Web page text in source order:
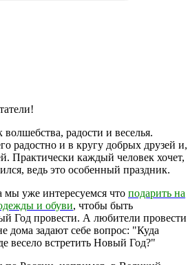
радости и веселья.
радостно и в кругу добрых друзей и,
Практически каждый человек хочет,
ведь это особенный праздник.
мы уже интересуемся что подарить на
и обуви, чтобы быть
Год провести. А любители провести
дома задают себе вопрос: "Куда
весело встретить Новый Год?"